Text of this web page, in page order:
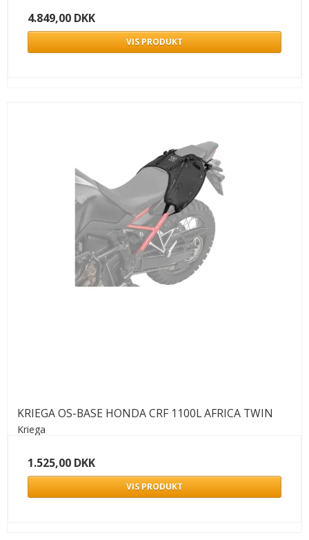
4.849,00 DKK
VIS PRODUKT
KRIEGA OS-BASE HONDA CRF 1100L AFRICA TWIN
Kriega
1.525,00 DKK
VIS PRODUKT